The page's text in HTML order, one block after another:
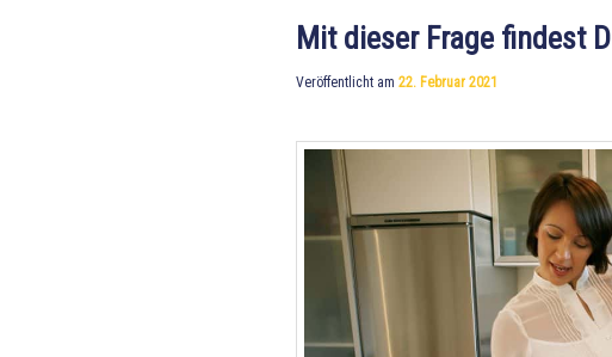
Mit dieser Frage findest
Veröffentlicht am 22. Februar 2021